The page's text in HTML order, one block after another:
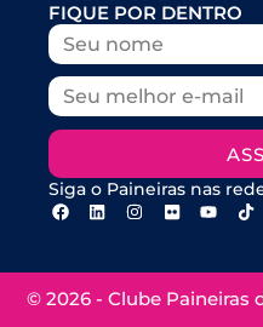
FIQUE POR DENTRO
Siga o Paineiras nas
© 2026 - Clube Paineiras